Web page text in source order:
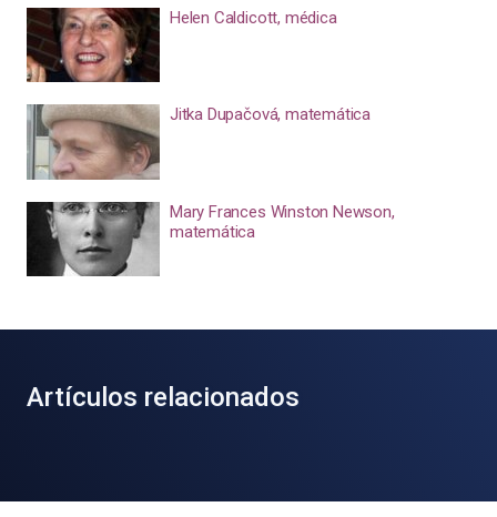
Helen Caldicott, médica
Jitka Dupačová, matemática
Mary Frances Winston Newson,
matemática
Artículos relacionados